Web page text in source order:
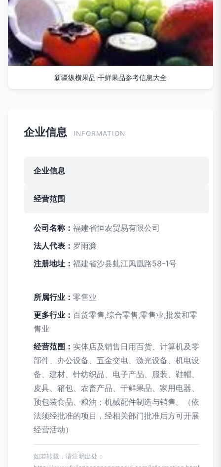
新疆纵横果品 干鲜果品参考信息大全
企业信息 INFORMATION
企业信息
经营范围
公司名称： 福建省恒农贸易有限公司
法人代表： 罗雨濂
注册地址： 福建省沙县虬江凤凰路58-1号
所属行业： 零售业
更多行业： 百货零售,综合零售,零售业,批发和零
售业
经营范围： 实体店及销售日用百货、计算机及零
部件、办公设备、五金交电、激光设备、机电设
备、建材、针纺织品、电子产品、服装、鞋帽、
皮具、箱包、农畜产品、干鲜果品、家用电器、
预包装食品、粮油；机械配件制造与销售。（依
法须经批准的项目，经相关部门批准后方可开展
经营活动）
如若转载，请注明出处：